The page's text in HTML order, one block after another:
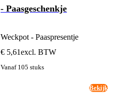
- Paasgeschenkje
Weckpot - Paaspresentje
€ 5,61excl. BTW
Vanaf 105 stuks
Bekijk